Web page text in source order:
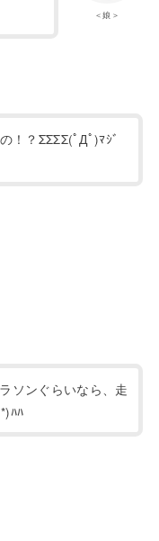
＜娘＞
！？ΣΣΣΣ(ﾟДﾟ)ﾏｼﾞ
ソンぐらいなら、走
ﾊﾊ